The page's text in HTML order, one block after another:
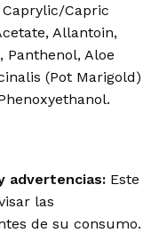
Capric
Allantoin,
Aloe
(Pot Marigold)
advertencias: Este
las
de su consumo.